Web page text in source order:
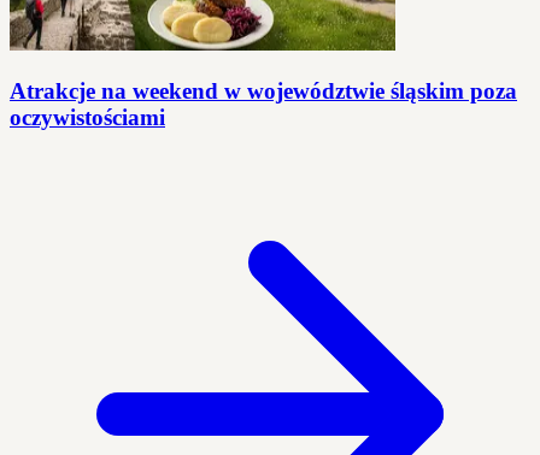
Atrakcje na weekend w województwie śląskim poza
oczywistościami